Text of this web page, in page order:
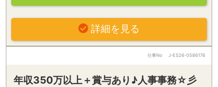
詳細を見る
仕事No J-ES26-0586176
年収350万以上＋賞与あり♪人事事務☆彡